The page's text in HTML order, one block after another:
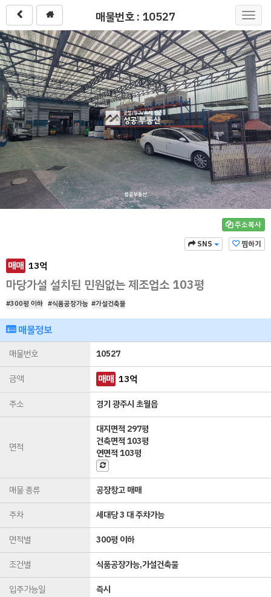
매물번호 : 10527
주소복사
찜하기
SNS
매매 13억
마당가설 설치된 민원없는 제조업소 103평
#300평 이하 #식품공장가능 #가설건축물
매물정보
매물번호
10527
금액
매매 13억
주소 경기 광주시 초월읍
면적
대지면적 297평
건축면적103평
연면적103평
매물 종류
공장창고 매매
주차
세대당 3 대 주차가능
면적별
300평 이하
조건별
식품공장가능,가설건축물
입주가능일
즉시